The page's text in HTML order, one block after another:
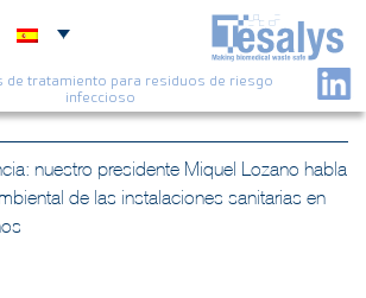
de tratamiento para residuos de riesgo
infeccioso
nuestro presidente Miquel Lozano habla
de las instalaciones sanitarias en